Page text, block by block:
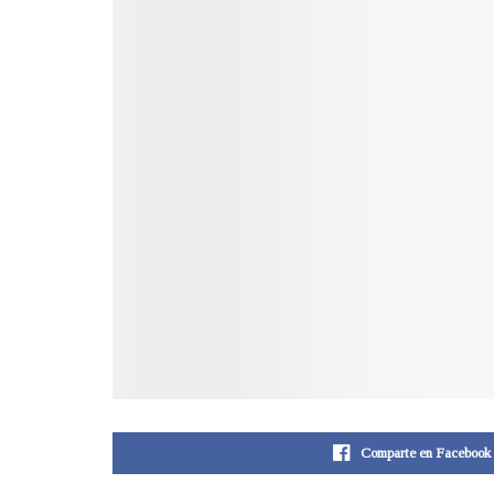
Comparte en Facebook